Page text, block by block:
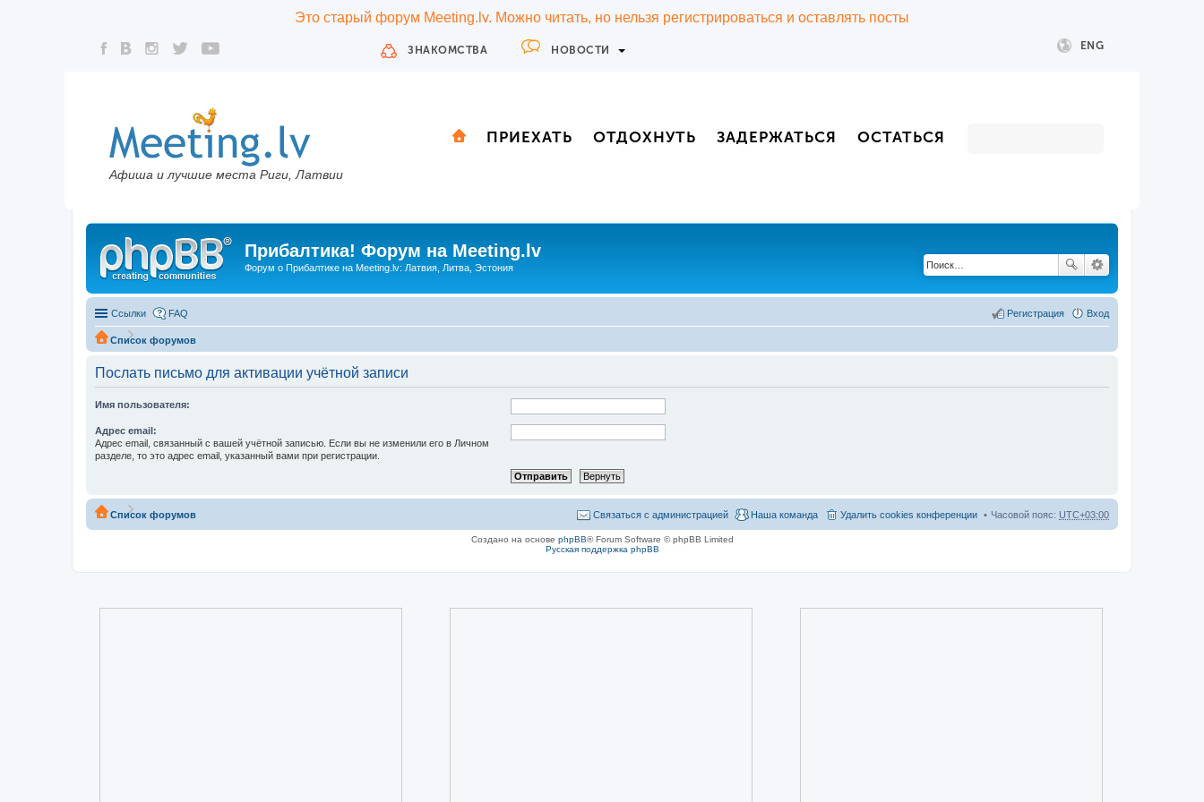
Это старый форум Meeting.lv. Можно читать, но нельзя регистрироваться и оставлять посты
ЗНАКОМСТВА НОВОСТИ ENG
Афиша и лучшие места Риги, Латвии
ПРИЕХАТЬ ОТДОХНУТЬ ЗАДЕРЖАТЬСЯ ОСТАТЬСЯ
Прибалтика! Форум на Meeting.lv
Форум о Прибалтике на Meeting.lv: Латвия, Литва, Эстония
Ссылки FAQ Вход
Регистрация
Список форумов
Послать письмо для активации учётной записи
Имя пользователя:
Адрес email:
Адрес email, связанный с вашей учётной записью. Если вы не изменили его в Личном
разделе, то это адрес email, указанный вами при регистрации.
Список форумов Часовой пояс: UTC+03:00
Удалить cookies конференции
Наша команда
Связаться с администрацией
Создано на основе phpBB® Forum Software © phpBB Limited
Русская поддержка phpBB